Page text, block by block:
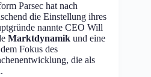
Parsec hat nach
die Einstellung ihres
nannte CEO Will
Marktdynamik und eine
Fokus des
die als